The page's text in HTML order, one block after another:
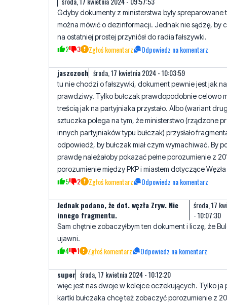
Gdyby dokumenty z ministerstwa były spreparowane
można mówić o dezinformacji. Jednak nie sądzę, by
na ostatniej prostej przyniósł do radia fałszywki.
2 3 Zgłoś komentarz Odpowiedz na komentarz
jaszczoch środa, 17 kwietnia 2024 - 10:03:59
tu nie chodzi o fałszywki, dokument pewnie jest jak
prawdziwy. Tylko bułczak prawdopodobnie celowo
treścią jak na partyjniaka przystało. Albo (wariant
sztuczka polega na tym, że ministerstwo (rządzone
innych partyjniaków typu bułczak) przysłało
odpowiedź, by bułczak miał czym wymachiwać. By
prawdę należałoby pokazać pełne porozumienie z
porozumienie między PKP i miastem dotyczące
5 2 Zgłoś komentarz Odpowiedz na komentarz
Jednak podano, że dot. węzła Zryw. Nie
innego fragmentu.
środa, 17
- 10:07:30
Sam chętnie zobaczyłbym ten dokument i liczę, że
ujawni.
4 1 Zgłoś komentarz Odpowiedz na komentarz
super środa, 17 kwietnia 2024 - 10:12:20
więc jest nas dwoje w kolejce oczekujących. Tylko ja
kartki bułczaka chcę też zobaczyć porozumienie z